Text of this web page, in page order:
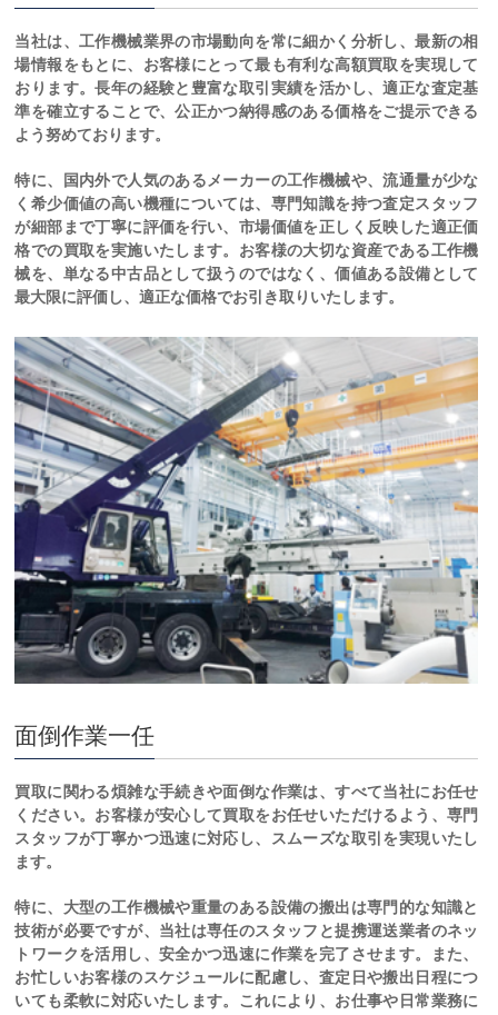
当社は、工作機械業界の市場動向を常に細かく分析し、最新の相
場情報をもとに、お客様にとって最も有利な高額買取を実現して
おります。長年の経験と豊富な取引実績を活かし、適正な査定基
準を確立することで、公正かつ納得感のある価格をご提示できる
よう努めております。
特に、国内外で人気のあるメーカーの工作機械や、流通量が少な
く希少価値の高い機種については、専門知識を持つ査定スタッフ
が細部まで丁寧に評価を行い、市場価値を正しく反映した適正価
格での買取を実施いたします。お客様の大切な資産である工作機
械を、単なる中古品として扱うのではなく、価値ある設備として
最大限に評価し、適正な価格でお引き取りいたします。
面倒作業一任
買取に関わる煩雑な手続きや面倒な作業は、すべて当社にお任せ
ください。お客様が安心して買取をお任せいただけるよう、専門
スタッフが丁寧かつ迅速に対応し、スムーズな取引を実現いたし
ます。
特に、大型の工作機械や重量のある設備の搬出は専門的な知識と
技術が必要ですが、当社は専任のスタッフと提携運送業者のネッ
トワークを活用し、安全かつ迅速に作業を完了させます。また、
お忙しいお客様のスケジュールに配慮し、査定日や搬出日程につ
いても柔軟に対応いたします。これにより、お仕事や日常業務に